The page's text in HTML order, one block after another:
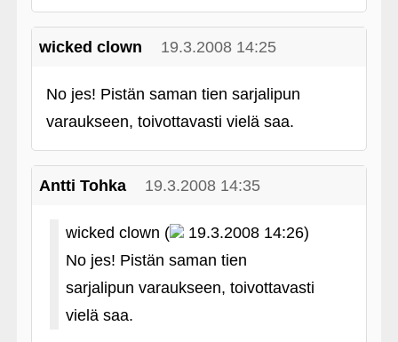
wicked clown 19.3.2008 14:25
No jes! Pistän saman tien sarjalipun
varaukseen, toivottavasti vielä saa.
Antti Tohka 19.3.2008 14:35
wicked clown (
19.3.2008 14:26)
No jes! Pistän saman tien
sarjalipun varaukseen, toivottavasti
vielä saa.